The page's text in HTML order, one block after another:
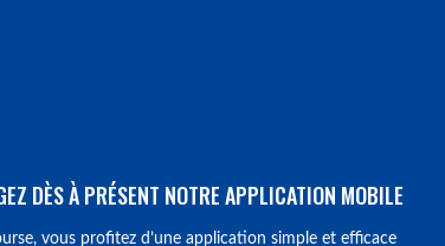
DÈS À PRÉSENT NOTRE APPLICATION MOBILE
vous profitez d’une application simple et efficace